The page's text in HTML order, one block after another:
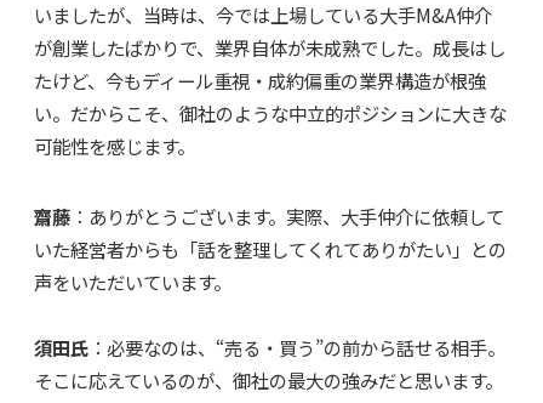
いましたが、当時は、今では上場している大手M&A仲介
が創業したばかりで、業界自体が未成熟でした。成長はし
たけど、今もディール重視・成約偏重の業界構造が根強
い。だからこそ、御社のような中立的ポジションに大きな
可能性を感じます。
齋藤 ：ありがとうございます。実際、大手仲介に依頼して
いた経営者からも「話を整理してくれてありがたい」との
声をいただいています。
須田氏 ：必要なのは、“売る・買う”の前から話せる相手。
そこに応えているのが、御社の最大の強みだと思います。